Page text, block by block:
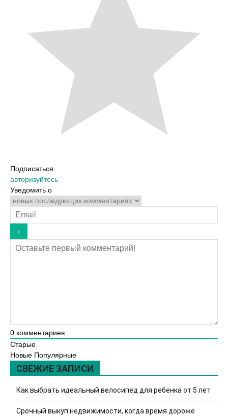
Подписаться
авторизуйтесь
Уведомить о
0 комментариев
Старые
Новые Популярные
СВЕЖИЕ ЗАПИСИ
Как выбрать идеальный велосипед для ребенка от 5 лет
Срочный выкуп недвижимости, когда время дороже